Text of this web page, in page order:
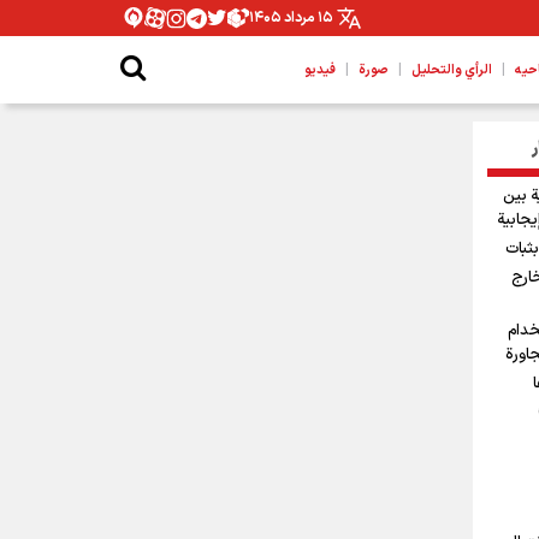
۱۵ مرداد ۱۴۰۵
| الرأي والتحليل | صورة | فيديو
بين